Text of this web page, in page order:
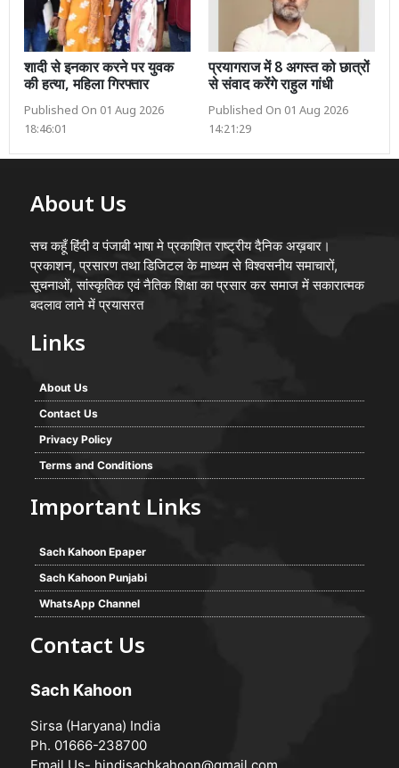
शादी से इनकार करने पर युवक
की हत्या, महिला गिरफ्तार
Published On 01 Aug 2026
18:46:01
प्रयागराज में 8 अगस्त को छात्रों
से संवाद करेंगे राहुल गांधी
Published On 01 Aug 2026
14:21:29
About Us
सच कहूँ हिंदी व पंजाबी भाषा मे प्रकाशित राष्ट्रीय दैनिक अख़बार।
प्रकाशन, प्रसारण तथा डिजिटल के माध्यम से विश्वसनीय समाचारों,
सूचनाओं, सांस्कृतिक एवं नैतिक शिक्षा का प्रसार कर समाज में सकारात्मक
बदलाव लाने में प्रयासरत
Links
About Us
Contact Us
Privacy Policy
Terms and Conditions
Important Links
Sach Kahoon Epaper
Sach Kahoon Punjabi
WhatsApp Channel
Contact Us
Sach Kahoon
Sirsa (Haryana) India
Ph. 01666-238700